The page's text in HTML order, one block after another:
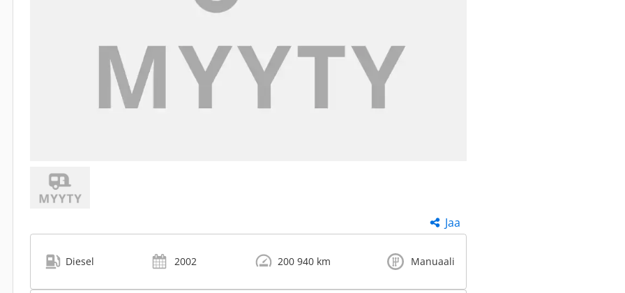
Jaa
Diesel 2002 200 940 km Manuaali